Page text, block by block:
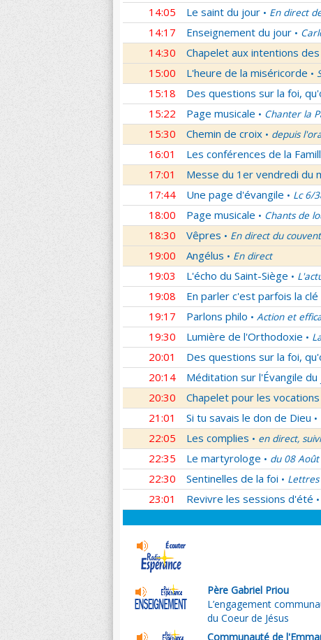
14:05 Le saint du jour • En direct
14:17 Enseignement du jour •
14:30 Chapelet aux intentions
15:00 L'heure de la miséricorde •
15:18 Des questions sur la foi,
15:22 Page musicale • Chanter la
15:30 Chemin de croix • depuis
16:01 Les conférences de la
17:01 Messe du 1er vendredi du
17:44 Une page d'évangile • Lc 6/
18:00 Page musicale • Chants de
18:30 Vêpres • En direct du
19:00 Angélus • En direct
19:03 L'écho du Saint-Siège •
19:08 En parler c'est parfois la clé
19:17 Parlons philo • Action et
19:30 Lumière de l'Orthodoxie •
20:01 Des questions sur la foi,
20:14 Méditation sur l'Évangile du
20:30 Chapelet pour les vocations
21:01 Si tu savais le don de Dieu •
22:05 Les complies • en direct,
22:35 Le martyrologe • du 08 Août
22:30 Sentinelles de la foi • Lettres
23:01 Revivre les sessions d'été •
Père Gabriel Priou
L’engagement
du Coeur de Jésus
Communauté de